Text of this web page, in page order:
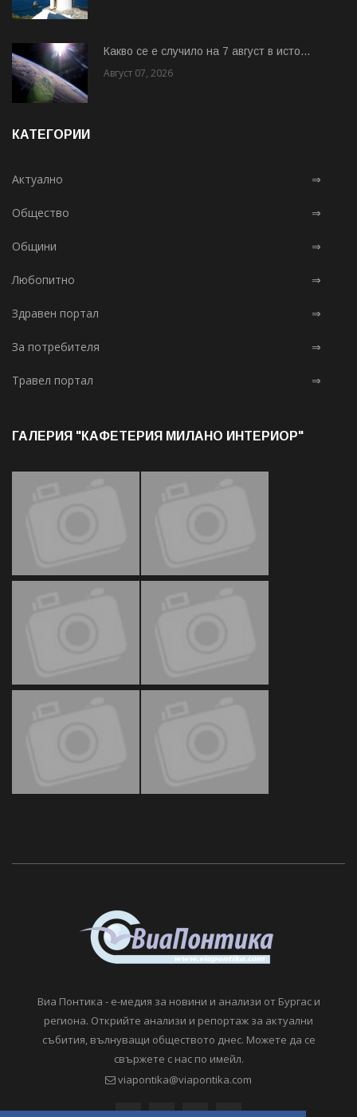
Какво се е случило на 7 август в исто...
Август 07, 2026
КАТЕГОРИИ
Актуално ⇒
Общество ⇒
Общини ⇒
Любопитно ⇒
Здравен портал ⇒
За потребителя ⇒
Травел портал ⇒
ГАЛЕРИЯ "КАФЕТЕРИЯ МИЛАНО ИНТЕРИОР"
Виа Понтика - е-медия за новини и анализи от Бургас и
региона. Открийте анализи и репортаж за актуални
събития, вълнуващи обществото днес. Можете да се
свържете с нас по имейл.
viapontika@viapontika.com